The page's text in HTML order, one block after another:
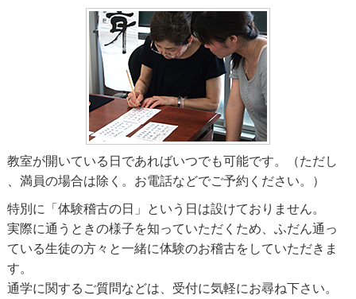
教室が開いている日であればいつでも可能です。（ただし
、満員の場合は除く。お電話などでご予約ください。）
特別に「体験稽古の日」という日は設けておりません。
実際に通うときの様子を知っていただくため、ふだん通っ
ている生徒の方々と一緒に体験のお稽古をしていただきま
す。
通学に関するご質問などは、受付に気軽にお尋ね下さい。